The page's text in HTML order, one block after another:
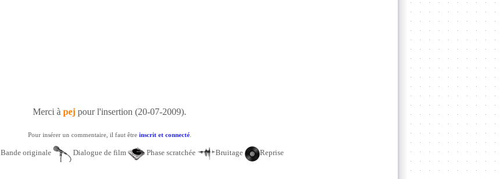
Merci à pej pour l'insertion (20-07-2009).
Pour insérer un commentaire, il faut être inscrit et connecté.
Bande originale Dialogue de film Phase scratchée Bruitage Reprise